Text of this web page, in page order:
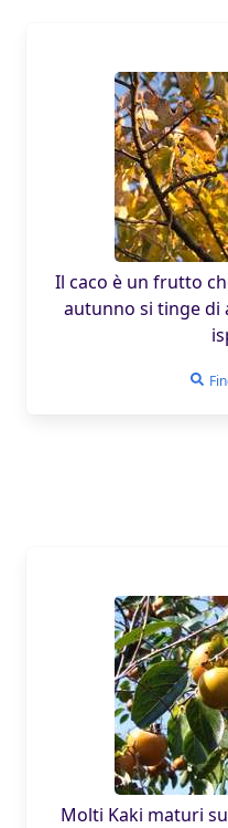
Il caco è un frutto
autunno si tinge di
Molti Kaki maturi